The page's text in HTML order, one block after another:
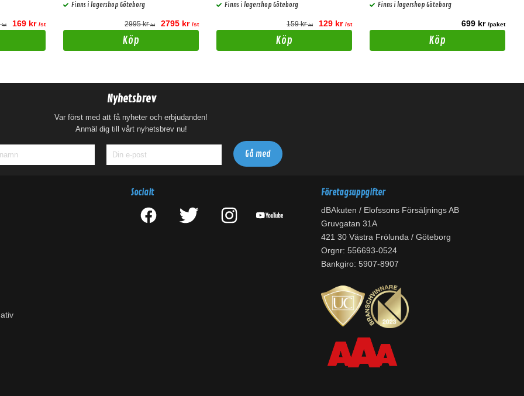
/st 169 kr /st
Finns i lagershop Göteborg
2995 kr/st 2795 kr /st
Köp
Finns i lagershop Göteborg
159 kr/st 129 kr /st
Köp
Finns i lagershop Göteborg
699 kr /paket
Köp
Nyhetsbrev
Var först med att få nyheter och erbjudanden!
Anmäl dig till vårt nyhetsbrev nu!
Socialt Företagsuppgifter
dBAkuten / Elofssons Försäljnings AB
Gruvgatan 31A
421 30 Västra Frölunda / Göteborg
Orgnr: 556693-0524
Bankgiro: 5907-8907